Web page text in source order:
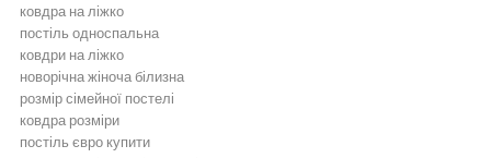
ковдра на ліжко
постіль односпальна
ковдри на ліжко
новорічна жіноча білизна
розмір сімейної постелі
ковдра розміри
постіль євро купити